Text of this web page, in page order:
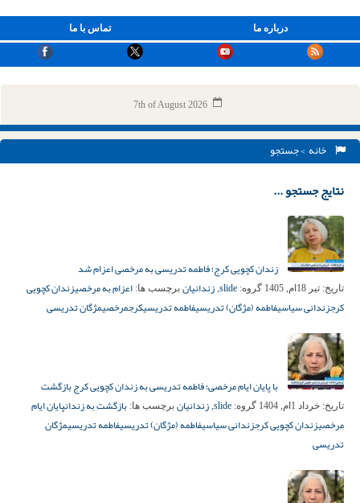
تماس با ما درباره ما
7th of August 2026
خانه > جستجو
نتایج جستجو ...
زندان کچویی کرج؛ فاطمه تدریسی به مرخصی اعزام شد
تاریخ: تیر 18ام, 1405 گروه: slide
, زندانیان برچسب ها: اعزام به مرخصیزندان کچویی
کرجزندانی سیاسیفاطمه (مژگان) تدریسیفاطمه تدریسیکرجمرخصیمژگان تدریسی
با پایان ایام مرخصی؛ فاطمه تدریسی به زندان کچویی کرج بازگشت
تاریخ: خرداد 1ام, 1404 گروه: slide
, زندانیان برچسب ها: بازگشت به زندانپایان ایام
مرخصیزندان کچویی کرجزندانی سیاسیفاطمه (مژگان) تدریسیفاطمه تدریسیمژگان
تدریسی